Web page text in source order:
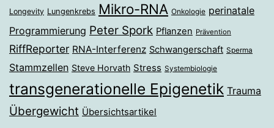
Longevity Lungenkrebs Mikro-RNA Onkologie perinatale
Programmierung Peter Spork Pflanzen Prävention
RiffReporter RNA-Interferenz Schwangerschaft Sperma
Stammzellen Steve Horvath Stress Systembiologie
transgenerationelle Epigenetik Trauma
Übergewicht Übersichtsartikel